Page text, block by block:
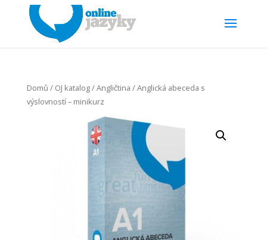
Domů / OJ katalog/Angličtina / Anglická abeceda s
výslovností – minikurz